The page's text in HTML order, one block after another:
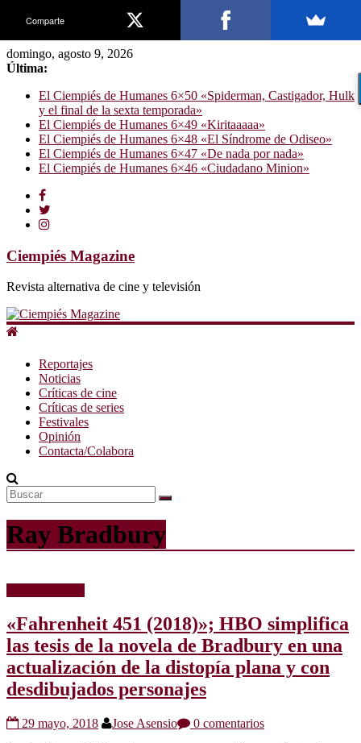
domingo, agosto 9, 2026
Última:
El Ciempiés de Humanes 6×50 «Spiderman, Castigador, Hulk
y el final de la sexta temporada»
El Ciempiés de Humanes 6×49 «Kiritaaaaa»
El Ciempiés de Humanes 6×48 «El Síndrome de Odiseo»
El Ciempiés de Humanes 6×47 «De nada por nada»
El Ciempiés de Humanes 6×46 «Ciudadano Minion»
Ciempiés Magazine
Revista alternativa de cine y televisión
Reportajes
Noticias
Críticas de cine
Críticas de series
Festivales
Opinión
Contacta/Colabora
Ray Bradbury
«Fahrenheit 451 (2018)»; HBO simplifica
las tesis de la novela de Bradbury en una
actualización de la distopía plana y con
desdibujados personajes
29 mayo, 2018 Jose Asensio
0 comentarios
Comparte